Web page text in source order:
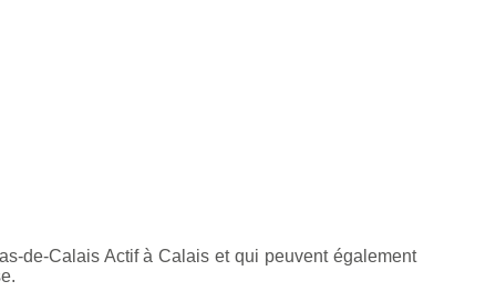
de-Calais Actif à Calais et qui peuvent également